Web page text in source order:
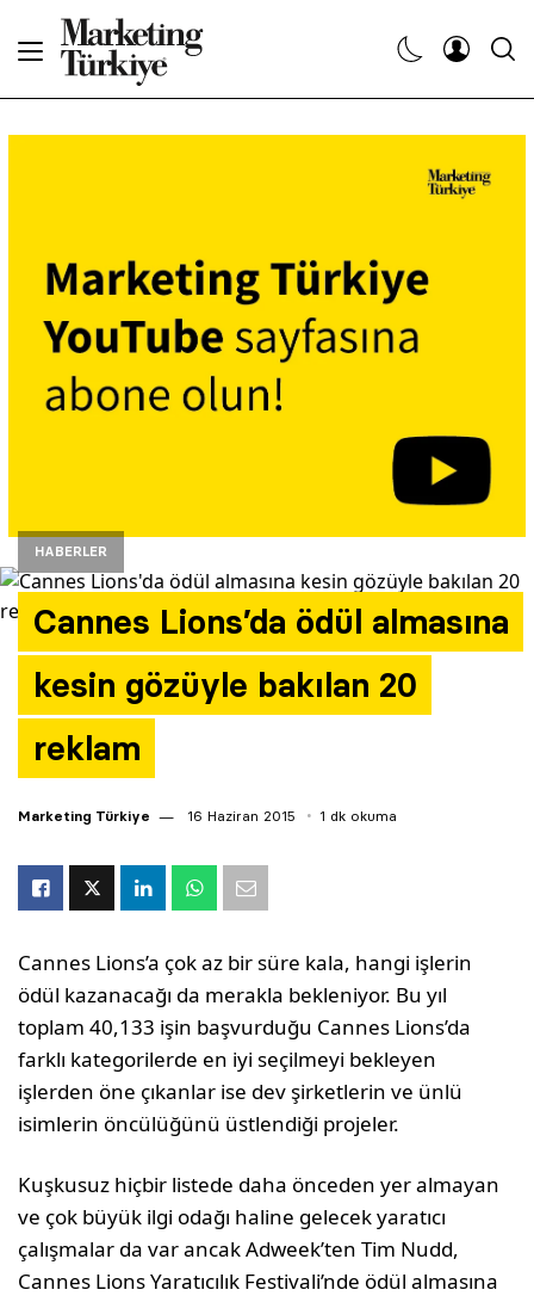
HABERLER
Cannes Lions’da ödül almasına
kesin gözüyle bakılan 20
reklam
Marketing Türkiye 16 Haziran 2015 1 dk okuma
Cannes Lions’a çok az bir süre kala, hangi işlerin
ödül kazanacağı da merakla bekleniyor. Bu yıl
toplam 40,133 işin başvurduğu Cannes Lions’da
farklı kategorilerde en iyi seçilmeyi bekleyen
işlerden öne çıkanlar ise dev şirketlerin ve ünlü
isimlerin öncülüğünü üstlendiği projeler.
Kuşkusuz hiçbir listede daha önceden yer almayan
ve çok büyük ilgi odağı haline gelecek yaratıcı
çalışmalar da var ancak Adweek’ten Tim Nudd,
Cannes Lions Yaratıcılık Festivali’nde ödül almasına
Dergiler
Etkinlikler
Yazarlar
Araştırma